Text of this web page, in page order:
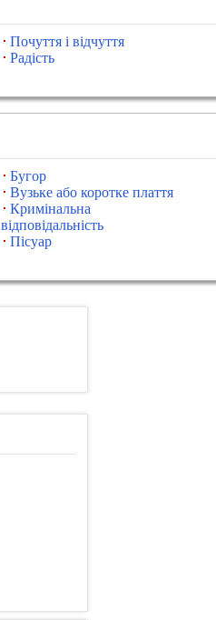
Почуття і відчуття
Радість
Бугор
Вузьке або коротке плаття
Кримінальна
відповідальність
Пісуар